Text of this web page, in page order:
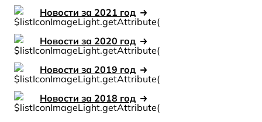
Новости за 2021 год
Новости за 2020 год
Новости за 2019 год
Новости за 2018 год